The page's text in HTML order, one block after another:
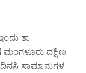
ತಾ
ಮಂಗಳೂರು ದಕ್ಷಿಣ
ಸಾಮಾನುಗಳ